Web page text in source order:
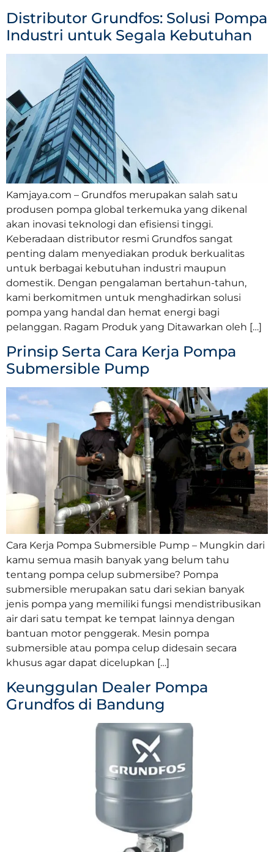
Distributor Grundfos: Solusi Pompa
Industri untuk Segala Kebutuhan
Kamjaya.com – Grundfos merupakan salah satu
produsen pompa global terkemuka yang dikenal
akan inovasi teknologi dan efisiensi tinggi.
Keberadaan distributor resmi Grundfos sangat
penting dalam menyediakan produk berkualitas
untuk berbagai kebutuhan industri maupun
domestik. Dengan pengalaman bertahun-tahun,
kami berkomitmen untuk menghadirkan solusi
pompa yang handal dan hemat energi bagi
pelanggan. Ragam Produk yang Ditawarkan oleh […]
Prinsip Serta Cara Kerja Pompa
Submersible Pump
Cara Kerja Pompa Submersible Pump – Mungkin dari
kamu semua masih banyak yang belum tahu
tentang pompa celup submersibe? Pompa
submersible merupakan satu dari sekian banyak
jenis pompa yang memiliki fungsi mendistribusikan
air dari satu tempat ke tempat lainnya dengan
bantuan motor penggerak. Mesin pompa
submersible atau pompa celup didesain secara
khusus agar dapat dicelupkan […]
Keunggulan Dealer Pompa
Grundfos di Bandung